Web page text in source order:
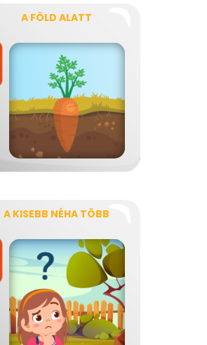
A FÖLD ALATT
A KISEBB NÉHA TÖBB